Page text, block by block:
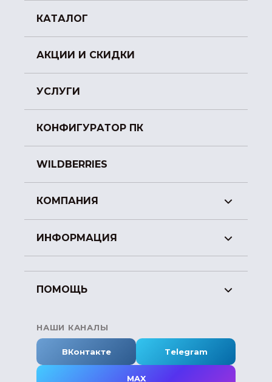
КАТАЛОГ
АКЦИИ И СКИДКИ
УСЛУГИ
КОНФИГУРАТОР ПК
WILDBERRIES
КОМПАНИЯ
ИНФОРМАЦИЯ
ПОМОЩЬ
НАШИ КАНАЛЫ
ВКонтакте Telegram
MAX